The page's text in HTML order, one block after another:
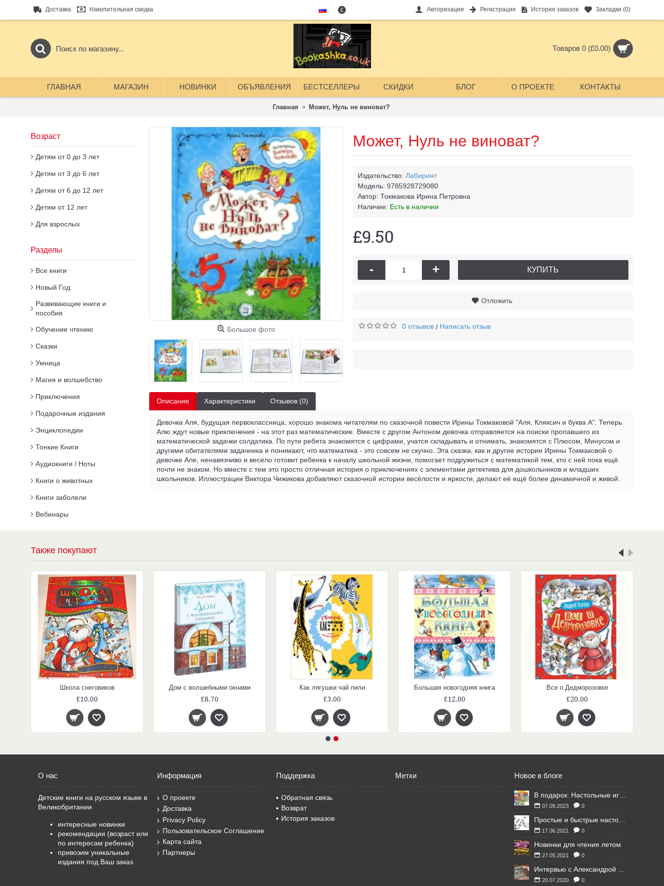
Доставка Накопительная скидка £ Авторизация Регистрация История заказов Закладки (0)
Товаров 0 (£0.00)
ГЛАВНАЯ МАГАЗИН НОВИНКИ ОБЪЯВЛЕНИЯ БЕСТСЕЛЛЕРЫ СКИДКИ БЛОГ О ПРОЕКТЕ КОНТАКТЫ
Главная Может, Нуль не виноват?
Возраст
Детям от 0 до 3 лет
Детям от 3 до 6 лет
Детям от 6 до 12 лет
Детям от 12 лет
Для взрослых
Разделы
Все книги
Новый Год
Развивающие книги и
пособия
Обучение чтению
Сказки
Умница
Магия и волшебство
Приключения
Подарочные издания
Энциклопедии
Тонкие Книги
Аудиокниги / Ноты
Книги о животных
Книги заболели
Вебинары
Большое фото
Может, Нуль не виноват?
Издательство: Лабиринт
Модель: 9785928729080
Автор: Токмакова Ирина Петровна
Наличие: Есть в наличии
£9.50
- + КУПИТЬ
Отложить
0 отзывов / Написать отзыв
Описание Характеристики Отзывов (0)
Девочка Аля, будущая первоклассница, хорошо знакома читателям по сказочной повести Ирины Токмаковой "Аля, Кляксич и буква А". Теперь
Алю ждут новые приключения - на этот раз математические. Вместе с другом Антоном девочка отправляется на поиски пропавшего из
математической задачки солдатика. По пути ребята знакомятся с цифрами, учатся складывать и отнимать, знакомятся с Плюсом, Минусом и
другими обитателями задачника и понимают, что математика - это совсем не скучно. Эта сказка, как и другие истории Ирины Токмаковой о
девочке Але, ненавязчиво и весело готовит ребенка к началу школьной жизни, помогает подружиться с математикой тем, кто с ней пока ещё
почти не знаком. Но вместе с тем это просто отличная история о приключениях с элементами детектива для дошкольников и младших
школьников. Иллюстрации Виктора Чижикова добавляют сказочной истории весёлости и яркости, делают её ещё более динамичной и живой.
Также покупают
Школа снеговиков
£10.00
Дом с волшебными окнами
£8.70
Как лягушки чай пили
£3.00
Большая новогодняя книга
£12.00
Все о Дедморозовке
£20.00
О нас
Детские книги на русском языке в
Великобритании
интересные новинки
рекомендации (возраст или
по интересам ребенка)
привозим уникальные
издания под Ваш заказ
Информация
О проекте
Доставка
Privacy Policy
Пользовательское Соглашение
Карта сайта
Партнеры
Поддержка
Обратная связь
Возврат
История заказов
Метки Новое в блоге
07.09.2023 0
17.06.2021 0
Новинки для чтения летом
27.05.2021 0
20.07.2020 0